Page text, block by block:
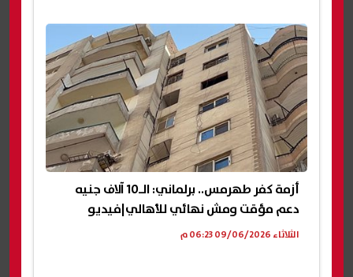
أزمة كفر طهرمس.. برلماني: الـ10 آلاف جنيه
دعم مؤقت ومش نهائي للأهالي|فيديو
الثلاثاء 09/06/2026 06:23 م